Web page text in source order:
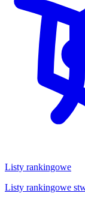
Listy rankingowe
Listy rankingowe